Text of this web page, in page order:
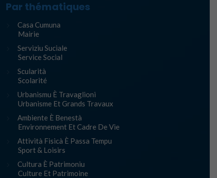
Par thématiques
Casa Cumuna
Mairie
Serviziu Suciale
Service Social
Scularità
Scolarité
Urbanismu È Travaglioni
Urbanisme Et Grands Travaux
Ambiente È Benestà
Environnement Et Cadre De Vie
Attività Fisicà È Passa Tempu
Sport & Loisirs
Cultura È Patrimoniu
Culture Et Patrimoine